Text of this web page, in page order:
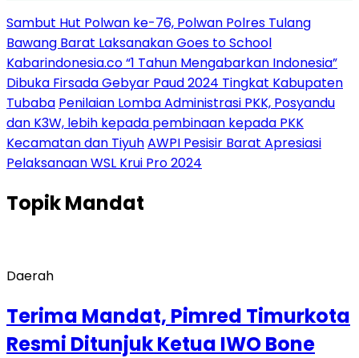
Sambut Hut Polwan ke-76, Polwan Polres Tulang
Bawang Barat Laksanakan Goes to School
Kabarindonesia.co “1 Tahun Mengabarkan Indonesia”
Dibuka Firsada Gebyar Paud 2024 Tingkat Kabupaten
Tubaba Penilaian Lomba Administrasi PKK, Posyandu
dan K3W, lebih kepada pembinaan kepada PKK
Kecamatan dan TiyuhAWPI Pesisir Barat Apresiasi
Pelaksanaan WSL Krui Pro 2024
TopikMandat
Daerah
Terima Mandat, Pimred Timurkota
Resmi Ditunjuk Ketua IWO Bone